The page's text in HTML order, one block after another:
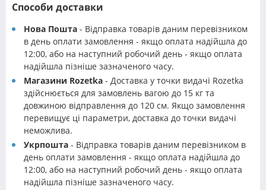
Способи доставки
Нова Пошта - Відправка товарів даним перевізником
в день оплати замовлення - якщо оплата надійшла до
12:00, або на наступний робочий день - якщо оплата
надійшла пізніше зазначеного часу.
Магазини Rozetka - Доставка у точки видачі Rozetka
здійснюється для замовлень вагою до 15 кг та
довжиною відправлення до 120 см. Якщо замовлення
перевищує ці параметри, доставка до точки видачі
неможлива.
Укрпошта - Відправка товарів даним перевізником в
день оплати замовлення - якщо оплата надійшла до
12:00, або на наступний робочий день - якщо оплата
надійшла пізніше зазначеного часу.